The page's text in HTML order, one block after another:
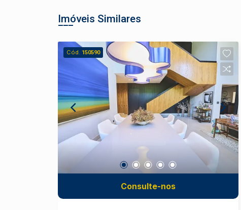
Imóveis Similares
Cód. 150590
Consulte-nos